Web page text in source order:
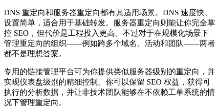
DNS 重定向和服务器重定向都有其适用场景。DNS 速度快、
设置简单，适合用于基础转发。服务器重定向则能让你完全掌
控 SEO，但代价是工程投入更高。不过对于在规模化场景下
管理重定向的组织——例如跨多个域名、活动和团队——两者
都不是理想答案。
专用的链接管理平台可为你提供类似服务器级别的重定向，并
实现仪表盘级别的精细控制。你可以保留 SEO 权益，获得可
执行的分析数据，并让非技术团队能够在不依赖工单系统的情
况下管理重定向。